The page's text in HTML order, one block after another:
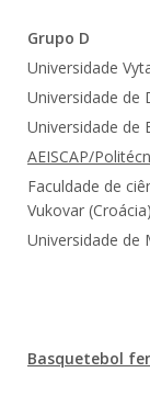
Grupo D
Universidade
Universidade de
Universidade de
AEISCAP/
Faculdade de
Vukovar (Croácia)
Universidade de
Basquetebol